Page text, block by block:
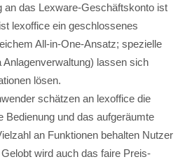
an das Lexware-Geschäftskonto ist
lexoffice ein geschlossenes
All-in-One-Ansatz; spezielle
Anlagenverwaltung) lassen sich
lösen.
schätzen an lexoffice die
Bedienung und das aufgeräumte
an Funktionen behalten Nutzer
wird auch das faire Preis-